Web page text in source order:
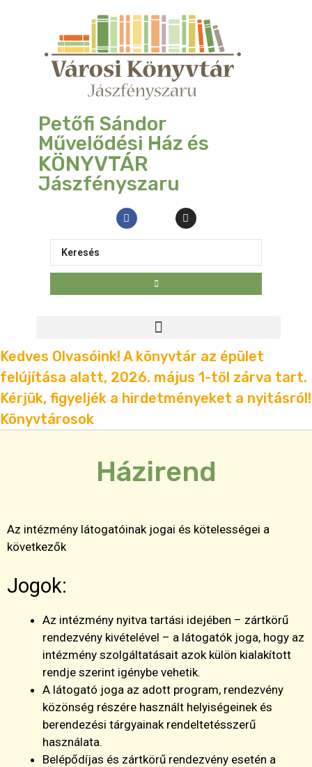
Petőfi Sándor
Művelődési Ház és
KÖNYVTÁR
Jászfényszaru
Kedves Olvasóink! A könyvtár az épület
felújítása alatt, 2026. május 1-től zárva tart.
Kérjük, figyeljék a hirdetményeket a nyitásról!
Könyvtárosok
Házirend
Az intézmény látogatóinak jogai és kötelességei a
következők
Jogok:
Az intézmény nyitva tartási idejében – zártkörű
rendezvény kivételével – a látogatók joga, hogy az
intézmény szolgáltatásait azok külön kialakított
rendje szerint igénybe vehetik.
A látogató joga az adott program, rendezvény
közönség részére használt helyiségeinek és
berendezési tárgyainak rendeltetésszerű
használata.
Belépődíjas és zártkörű rendezvény esetén a